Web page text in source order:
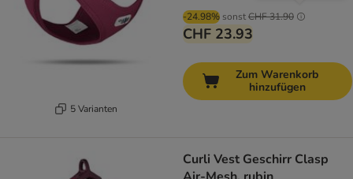
5 Varianten
-24.98% sonstCHF 31.90
CHF 23.93
Zum Warenkorb
hinzufügen
Curli Vest Geschirr Clasp